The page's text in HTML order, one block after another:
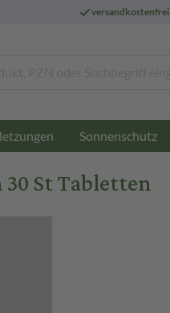
versandkostenfrei
Sonnenschutz
30 St Tabletten